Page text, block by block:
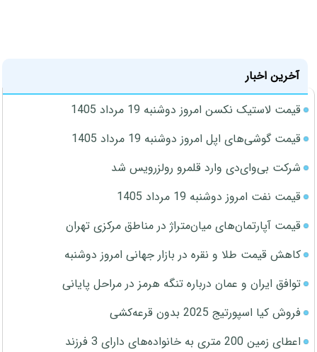
آخرین اخبار
قیمت لاستیک نکسن امروز دوشنبه 19 مرداد 1405
قیمت گوشی‌های اپل امروز دوشنبه 19 مرداد 1405
شرکت بی‌وای‌دی وارد قلمرو رولزرویس شد
قیمت نفت امروز دوشنبه 19 مرداد 1405
قیمت آپارتمان‌های میان‌متراژ در مناطق مرکزی تهران
کاهش قیمت طلا و نقره در بازار جهانی امروز دوشنبه
توافق ایران و عمان درباره تنگه هرمز در مراحل پایانی
فروش کیا اسپورتیج 2025 بدون قرعه‌کشی
اعطای زمین 200 متری به خانواده‌های دارای 3 فرزند